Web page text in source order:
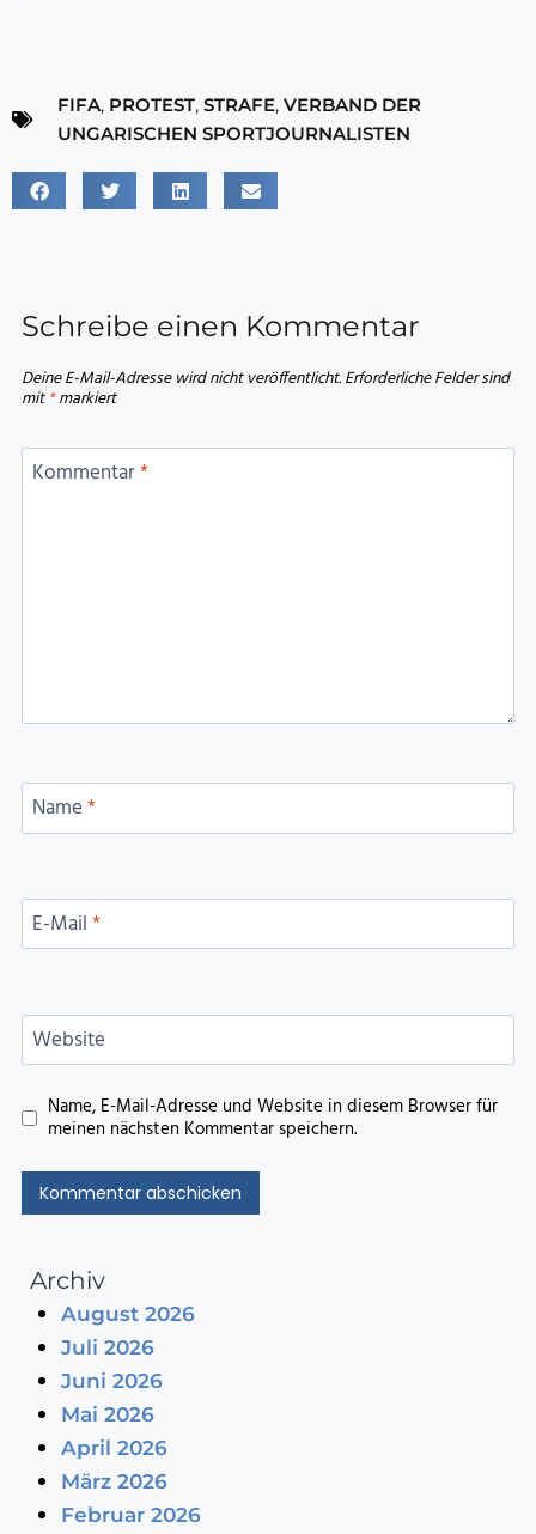
FIFA, PROTEST, STRAFE, VERBAND DER
UNGARISCHEN SPORTJOURNALISTEN
Schreibe einen Kommentar
Deine E-Mail-Adresse wird nicht veröffentlicht.Erforderliche Felder sind
mit*markiert
Kommentar*
Name*
E-Mail*
Website
Name, E-Mail-Adresse und Website in diesem Browser für
meinen nächsten Kommentar speichern.
Archiv
August 2026
Juli 2026
Juni 2026
Mai 2026
April 2026
März 2026
Februar 2026